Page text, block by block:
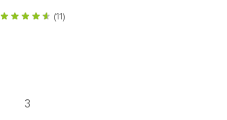
(11)
3